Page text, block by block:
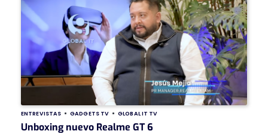
ENTREVISTAS GADGETS TV GLOBAL IT TV
Unboxing nuevo Realme GT 6